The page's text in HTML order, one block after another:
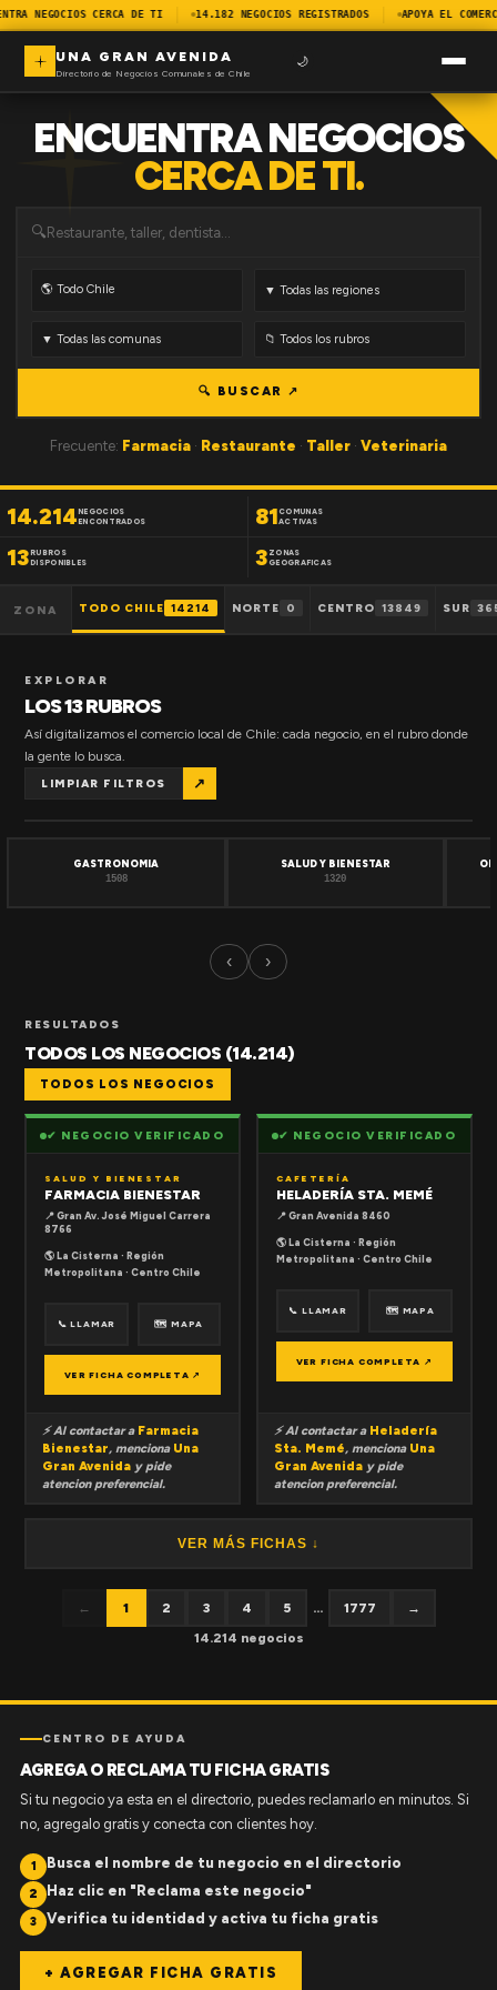
NEGOCIOS CERCA DE TI 14.182 NEGOCIOS REGISTRADOS APOYA EL
UNA GRAN AVENIDA
Directorio de Negocios Comunales de Chile
🌙
ENCUENTRA NEGOCIOS
CERCA DE TI.
🔍
🔍 BUSCAR ↗
Frecuente: Farmacia · Restaurante · Taller · Veterinaria
14.214NEGOCIOS
ENCONTRADOS
81 COMUNAS
ACTIVAS
13RUBROS
DISPONIBLES
3 ZONAS
GEOGRAFICAS
ZONA TODO CHILE 14214 NORTE 0 CENTRO 13849 SUR
EXPLORAR
LOS 13 RUBROS
Así digitalizamos el comercio local de Chile: cada negocio, en el rubro donde
la gente lo busca.
LIMPIAR FILTROS ↗
GASTRONOMIA
1508
SALUD Y BIENESTAR
1320
‹ ›
RESULTADOS
TODOS LOS NEGOCIOS (14.214)
TODOS LOS NEGOCIOS
✔ NEGOCIO VERIFICADO
SALUD Y BIENESTAR
FARMACIA BIENESTAR
📍 Gran Av. José Miguel Carrera
8766
🌎 La Cisterna · Región
Metropolitana · Centro Chile
📞 LLAMAR 🗺 MAPA
VER FICHA COMPLETA ↗
⚡ Al contactar a Farmacia
Bienestar, menciona Una
Gran Avenida y pide
atencion preferencial.
✔ NEGOCIO VERIFICADO
CAFETERÍA
HELADERÍA STA. MEMÉ
📍 Gran Avenida 8460
🌎 La Cisterna · Región
Metropolitana · Centro Chile
📞 LLAMAR 🗺 MAPA
VER FICHA COMPLETA ↗
⚡ Al contactar a Heladería
Sta. Memé, menciona Una
Gran Avenida y pide
atencion preferencial.
VER MÁS FICHAS ↓
← 1 2 3 4 5 ... 1777
→
14.214 negocios
CENTRO DE AYUDA
AGREGA O RECLAMA TU FICHA GRATIS
Si tu negocio ya esta en el directorio, puedes reclamarlo en minutos. Si
no, agregalo gratis y conecta con clientes hoy.
1 Busca el nombre de tu negocio en el directorio
2 Haz clic en "Reclama este negocio"
3 Verifica tu identidad y activa tu ficha gratis
+ AGREGAR FICHA GRATIS